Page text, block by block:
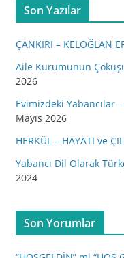
Son Yazılar
ÇANKIRI – KELOĞLAN
Aile Kurumunun
2026
Evimizdeki Yabancılar
Mayıs 2026
HERKÜL – HAYATI ve
Yabancı Dil Olarak
2024
Son Yorumlar